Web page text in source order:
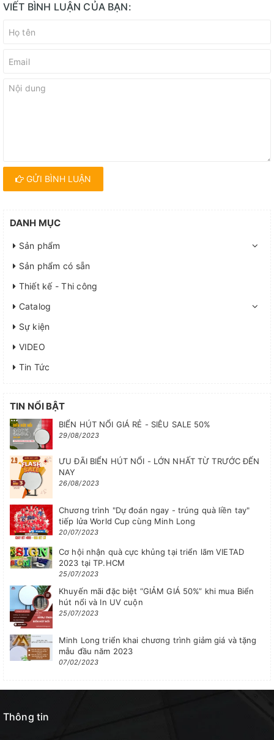
VIẾT BÌNH LUẬN CỦA BẠN:
GỬI BÌNH LUẬN
DANH MỤC
Sản phẩm
Sản phẩm có sẵn
Thiết kế - Thi công
Catalog
Sự kiện
VIDEO
Tin Tức
TIN NỔI BẬT
BIỂN HÚT NỔI GIÁ RẺ - SIÊU SALE 50%
29/08/2023
ƯU ĐÃI BIỂN HÚT NỔI - LỚN NHẤT TỪ TRƯỚC ĐẾN
NAY
26/08/2023
Chương trình "Dự đoán ngay - trúng quà liền tay"
tiếp lửa World Cup cùng Minh Long
20/07/2023
Cơ hội nhận quà cực khủng tại triển lãm VIETAD
2023 tại TP.HCM
25/07/2023
Khuyến mãi đặc biệt “GIẢM GIÁ 50%” khi mua Biển
hút nổi và In UV cuộn
25/07/2023
Minh Long triển khai chương trình giảm giá và tặng
mẫu đầu năm 2023
07/02/2023
Thông tin